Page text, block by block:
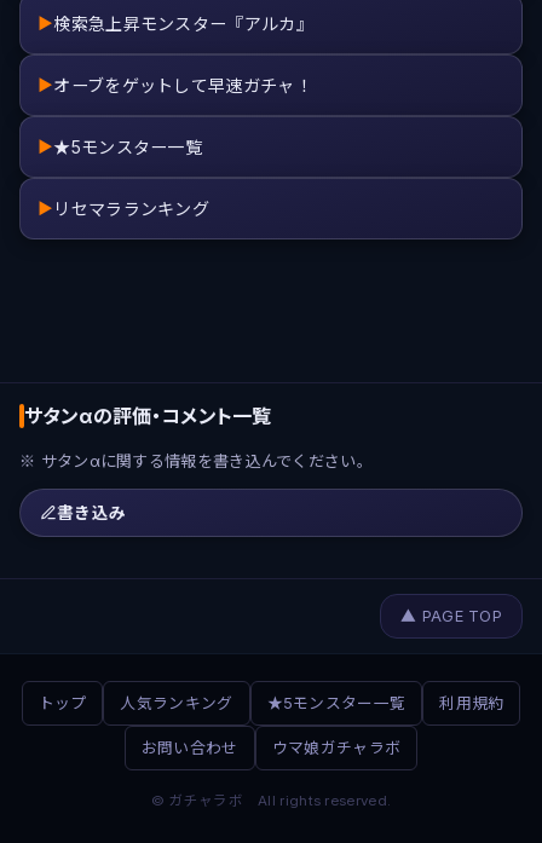
▶検索急上昇モンスター『アルカ』
▶オーブをゲットして早速ガチャ！
▶★5モンスター一覧
▶ リセマラランキング
サタンαの評価・コメント一覧
※ サタンαに関する情報を書き込んでください。
書き込み
▲ PAGE TOP
トップ 人気ランキング ★5モンスター一覧 利用規約
お問い合わせ ウマ娘ガチャラボ
© ガチャラボ All rights reserved.